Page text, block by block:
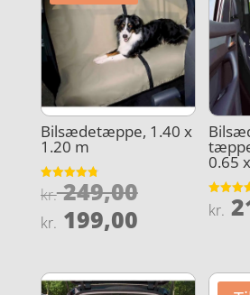
Bilsædetæppe, 1.40 x
1.20 m
Vurderet
4.8
kr.249,00Den
kr.
kr. 199,00Den
pris
0.65
Vurderet
4.2
kr.